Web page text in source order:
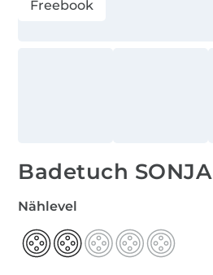
Freebook
Badetuch SONJA
Nählevel